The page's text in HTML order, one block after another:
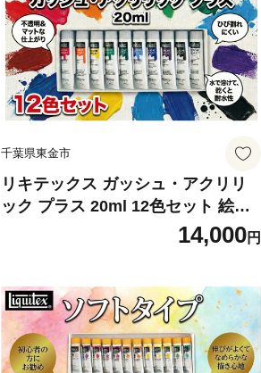
千葉県東金市
リキテックス ガッシュ・アクリリ
ック プラス 20ml 12色セット 絵具
アクリル絵具 ガッシュ 絵具セット
えのぐ enogu エノグ つや消し アク
受験用 イラスト アート制作 絵画教
室 大人の趣味 ペインティング キャ
ンバス対応 立体作品 絵画制作 バニ
ーコルアート 千葉 東金
14,000円